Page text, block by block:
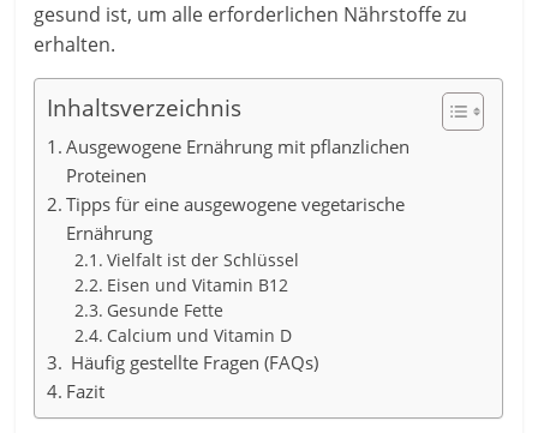
gesund ist, um alle erforderlichen Nährstoffe zu
erhalten.
Inhaltsverzeichnis
Ausgewogene Ernährung mit pflanzlichen
Proteinen
Tipps für eine ausgewogene vegetarische
Ernährung
Vielfalt ist der Schlüssel
Eisen und Vitamin B12
Gesunde Fette
Calcium und Vitamin D
Häufig gestellte Fragen (FAQs)
Fazit